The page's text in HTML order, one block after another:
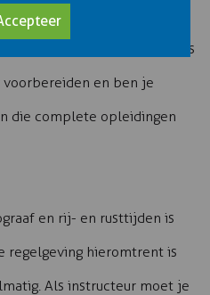
krijgen tijdens hun
transport. Als je deze kennis
en ben je
die complete opleidingen
en rij- en rusttijden is
regelgeving hieromtrent is
Als instructeur moet je